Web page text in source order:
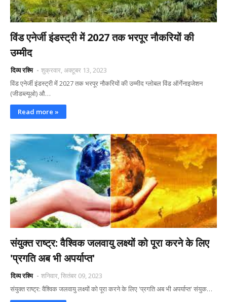
विंड एनेर्जी इंडस्ट्री में 2027 तक भरपूर नौकरियों की
उम्मीद
दिव्य रश्मि
शुक्रवार, अक्टूबर 13, 2023
विंड एनेर्जी इंडस्ट्री में 2027 तक भरपूर नौकरियों की उम्मीद ग्लोबल विंड ऑर्गेनाइजेशन
(जीडब्ल्यूओ) औ…
Read more »
संयुक्त राष्ट्र: वैश्विक जलवायु लक्ष्यों को पूरा करने के लिए
'प्रगति अब भी अपर्याप्त'
दिव्य रश्मि
शनिवार, सितंबर 09, 2023
संयुक्त राष्ट्र: वैश्विक जलवायु लक्ष्यों को पूरा करने के लिए 'प्रगति अब भी अपर्याप्त' संयुक…